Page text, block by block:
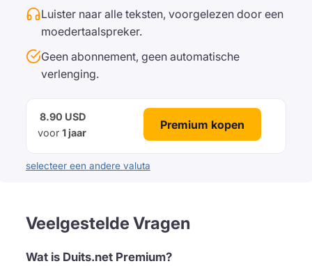
Luister naar alle teksten, voorgelezen door een
moedertaalspreker.
Geen abonnement, geen automatische
verlenging.
8.90 USD
voor1 jaar
Premium kopen
selecteer een andere valuta
Veelgestelde Vragen
Wat is Duits.net Premium?